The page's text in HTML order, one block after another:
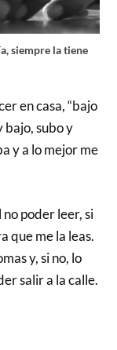
siempre la tiene
en casa, “bajo
bajo, subo y
y a lo mejor me
poder leer, si
que me la leas.
y, si no, lo
salir a la calle.